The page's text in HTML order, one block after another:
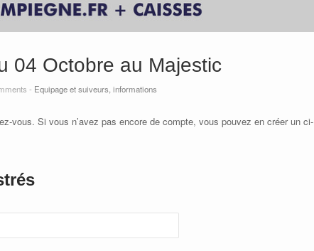
04 Octobre au Majestic
- Equipage et suiveurs, informations
vous. Si vous n’avez pas encore de compte, vous pouvez en créer un ci-